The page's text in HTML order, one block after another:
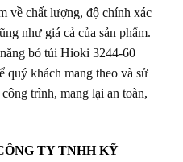
về chất lượng, độ chính xác
như giá cả của sản phẩm.
bỏ túi Hioki 3244-60
quý khách mang theo và sử
trình, mang lại an toàn,
TY TNHH KỸ